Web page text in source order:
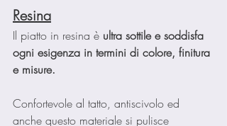
Resina
Il piatto in resina è ultra sottile e soddisfa
ogni esigenza in termini di colore, finitura
e misure.
Confortevole al tatto, antiscivolo ed
anche questo materiale si pulisce